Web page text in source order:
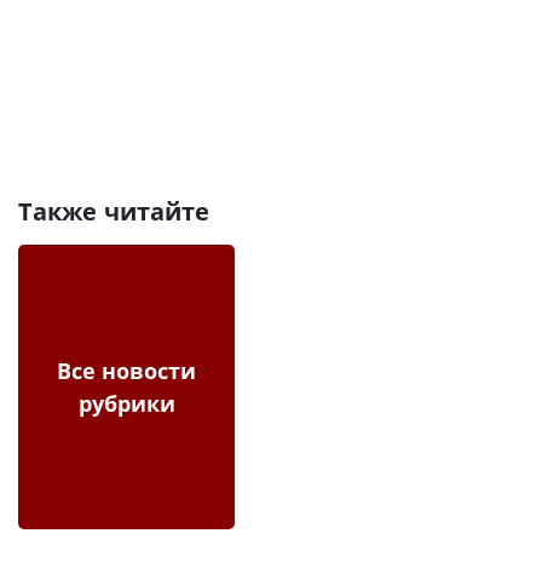
Также читайте
Все новости
рубрики